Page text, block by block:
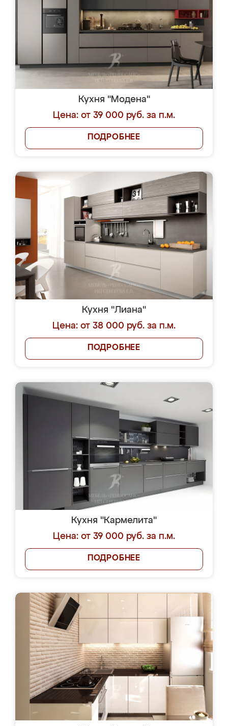
Кухня "Модена"
Цена: от 39 000 руб. за п.м.
ПОДРОБНЕЕ
Кухня "Лиана"
Цена: от 38 000 руб. за п.м.
ПОДРОБНЕЕ
Кухня "Кармелита"
Цена: от 39 000 руб. за п.м.
ПОДРОБНЕЕ